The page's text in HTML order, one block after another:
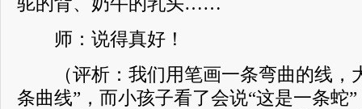
师：说得真好！
（评析：我们用笔画一条弯曲的线，
条曲线”，而小孩子看了会说“这是一条蛇